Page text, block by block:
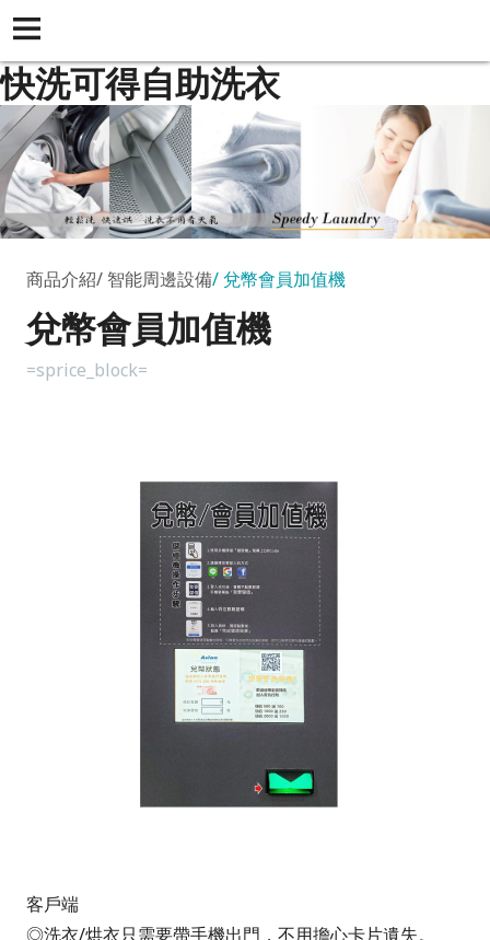
快洗可得自助洗衣
商品介紹 智能周邊設備 兌幣會員加值機
兌幣會員加值機
=sprice_block=
客戶端
◎洗衣/烘衣只需要帶手機出門，不用擔心卡片遺失。